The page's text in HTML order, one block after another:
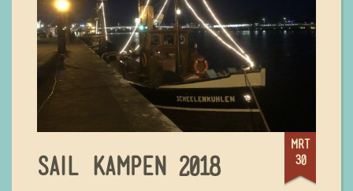
mrt
30
SAIL KAMPEN 2018